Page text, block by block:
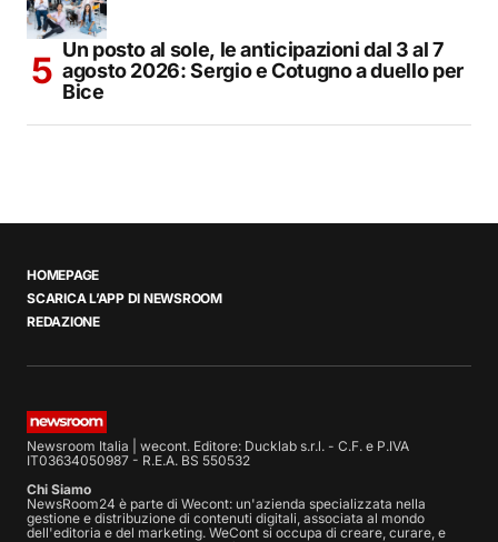
Un posto al sole, le anticipazioni dal 3 al 7
agosto 2026: Sergio e Cotugno a duello per
Bice
HOMEPAGE
SCARICA L’APP DI NEWSROOM
REDAZIONE
Newsroom Italia | wecont. Editore: Ducklab s.r.l. - C.F. e P.IVA
IT03634050987 - R.E.A. BS 550532
Chi Siamo
NewsRoom24 è parte di Wecont: un'azienda specializzata nella
gestione e distribuzione di contenuti digitali, associata al mondo
dell'editoria e del marketing. WeCont si occupa di creare, curare, e